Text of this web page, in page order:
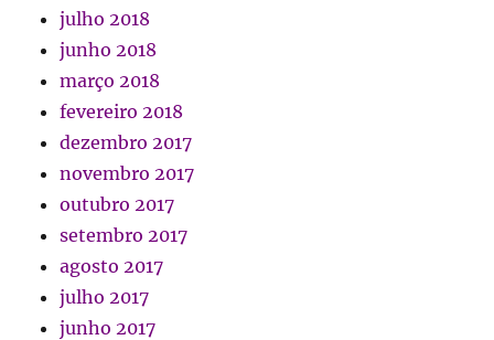
julho 2018
junho 2018
março 2018
fevereiro 2018
dezembro 2017
novembro 2017
outubro 2017
setembro 2017
agosto 2017
julho 2017
junho 2017